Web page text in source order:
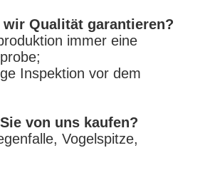
Qualität garantieren?
immer eine
Inspektion vor dem
von uns kaufen?
Vogelspitze,